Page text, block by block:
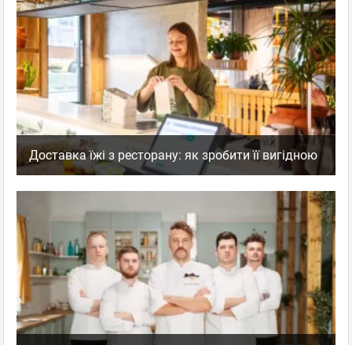
Доставка їжі з ресторану: як зробити її вигідною